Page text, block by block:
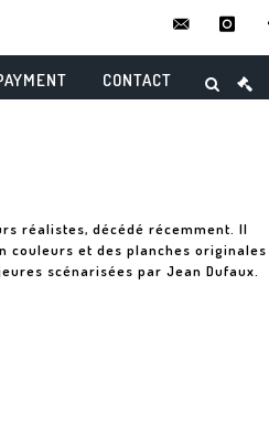
instagram
CONTACT
réalistes, décédé récemment. Il
couleurs et des planches originales
scénarisées par Jean Dufaux.